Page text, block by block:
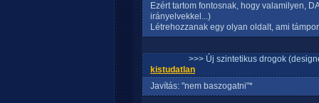
Ezért tartom fontosnak, hogy valamilyen,
irányelvekkel...)
Létrehozzanak egy olyan oldalt, ami
>>> Új szintetikus drogok
kistudatlan
Javítás: "nem baszogatni"*